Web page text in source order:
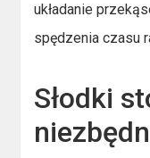
układanie
spędzenia czasu
Słodki